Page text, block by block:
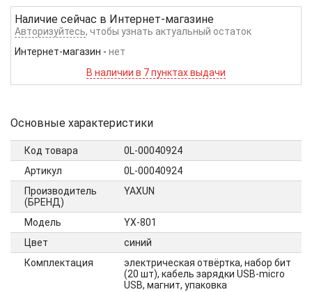
Наличие сейчас в Интернет-магазине
Авторизуйтесь, чтобы узнать актуальный остаток
Интернет-магазин - нет
В наличии в 7 пунктах выдачи
Основные характеристики
Код товара
0L-00040924
Артикул
0L-00040924
Производитель
(БРЕНД)
YAXUN
Модель
YX-801
Цвет
синий
Комплектация
электрическая отвёртка, набор бит
(20 шт), кабель зарядки USB-micro
USB, магнит, упаковка